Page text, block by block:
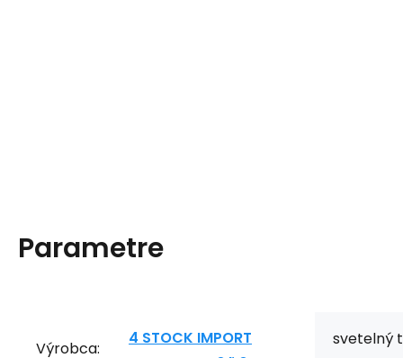
Parametre
Výrobca:
4 STOCK IMPORT
svetelný